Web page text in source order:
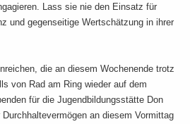
Lass sie nie den Einsatz für
und gegenseitige Wertschätzung in ihrer
die an diesem Wochenende trotz
von Rad am Ring wieder auf dem
für die Jugendbildungsstätte Don
an diesem Vormittag